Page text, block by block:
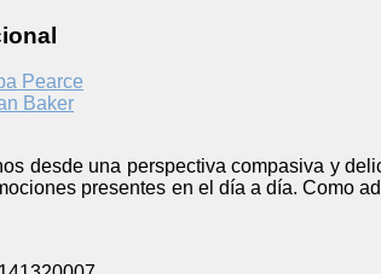
Pearce
Baker
desde una perspectiva compasiva y
presentes en el día a día. Como